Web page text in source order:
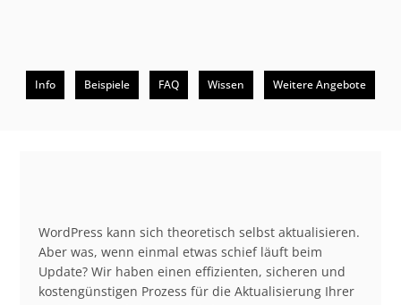
Info Beispiele FAQ Wissen Weitere Angebote
Beschreibung
WordPress kann sich theoretisch selbst aktualisieren.
Aber was, wenn einmal etwas schief läuft beim
Update? Wir haben einen effizienten, sicheren und
kostengünstigen Prozess für die Aktualisierung Ihrer